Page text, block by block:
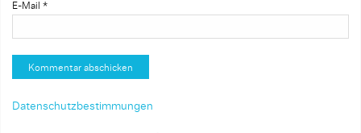
E-Mail *
Datenschutzbestimmungen